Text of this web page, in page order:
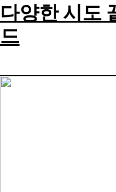
다양한 시도
드